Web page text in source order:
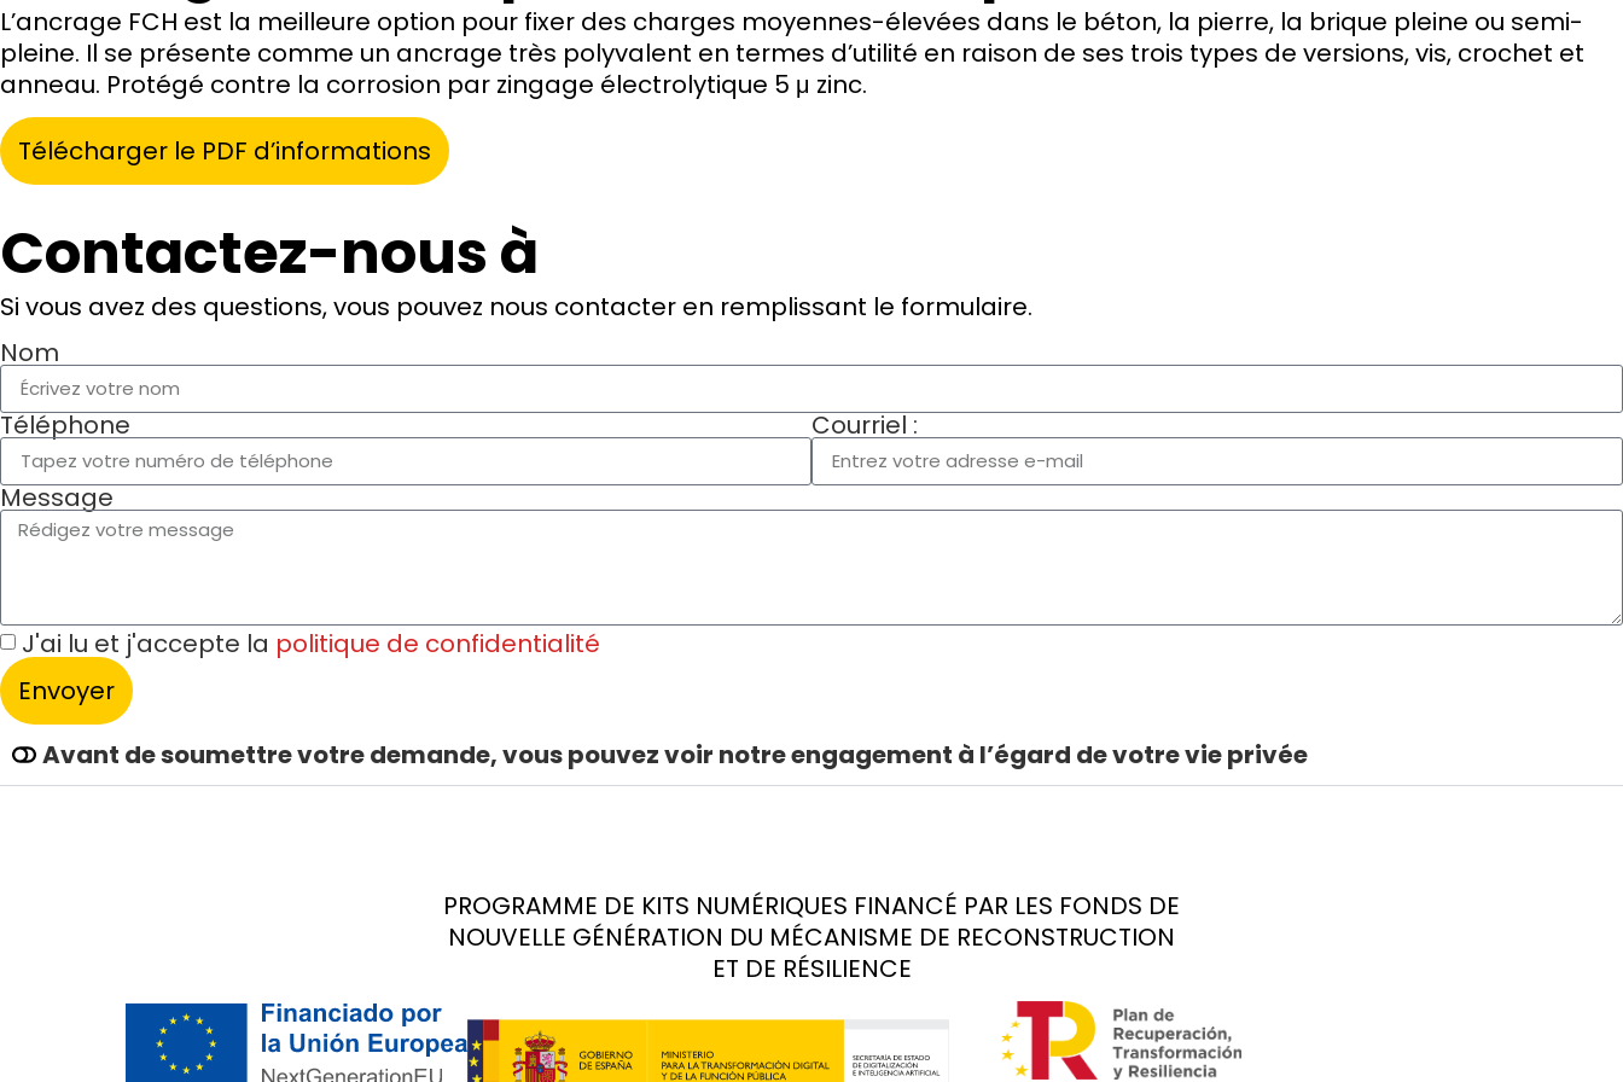
L’ancrage FCH est la meilleure option pour fixer des charges moyennes-élevées dans le béton, la pierre, la brique pleine ou semi-
pleine. Il se présente comme un ancrage très polyvalent en termes d’utilité en raison de ses trois types de versions, vis, crochet et
anneau. Protégé contre la corrosion par zingage électrolytique 5 μ zinc.
Télécharger le PDF d’informations
Contactez-nous à
Si vous avez des questions, vous pouvez nous contacter en remplissant le formulaire.
Nom
Téléphone Courriel :
Message
J'ai lu et j'accepte la politique de confidentialité
Envoyer
Alternative:
Avant de soumettre votre demande, vous pouvez voir notre engagement à l’égard de votre vie privée
PROGRAMME DE KITS NUMÉRIQUES FINANCÉ PAR LES FONDS DE
NOUVELLE GÉNÉRATION DU MÉCANISME DE RECONSTRUCTION
ET DE RÉSILIENCE